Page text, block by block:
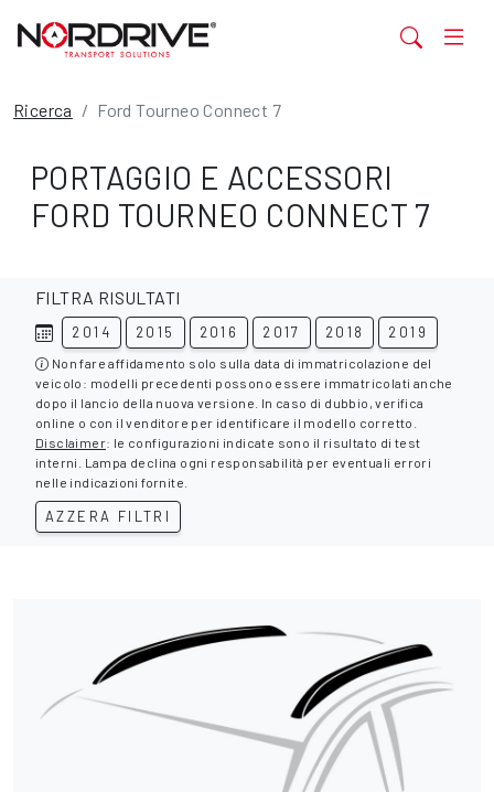
Ricerca Ford Tourneo Connect 7
PORTAGGIO E ACCESSORI
FORD TOURNEO CONNECT 7
FILTRA RISULTATI
2014 2015 2016 2017 2018 2019
Non fare affidamento solo sulla data di immatricolazione del
veicolo: modelli precedenti possono essere immatricolati anche
dopo il lancio della nuova versione. In caso di dubbio, verifica
online o con il venditore per identificare il modello corretto.
Disclaimer: le configurazioni indicate sono il risultato di test
interni. Lampa declina ogni responsabilità per eventuali errori
nelle indicazioni fornite.
AZZERA FILTRI